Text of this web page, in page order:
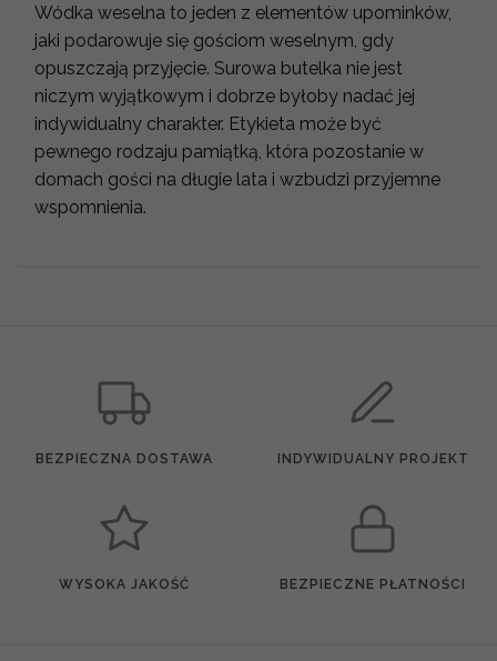
Wódka weselna to jeden z elementów upominków,
jaki podarowuje się gościom weselnym, gdy
opuszczają przyjęcie. Surowa butelka nie jest
niczym wyjątkowym i dobrze byłoby nadać jej
indywidualny charakter. Etykieta może być
pewnego rodzaju pamiątką, która pozostanie w
domach gości na długie lata i wzbudzi przyjemne
wspomnienia.
BEZPIECZNA DOSTAWA INDYWIDUALNY PROJEKT
WYSOKA JAKOŚĆ BEZPIECZNE PŁATNOŚCI